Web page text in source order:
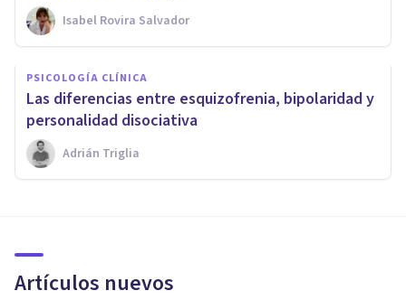
Isabel Rovira Salvador
PSICOLOGÍA CLÍNICA
Las diferencias entre esquizofrenia, bipolaridad y
personalidad disociativa
Adrián Triglia
Artículos nuevos